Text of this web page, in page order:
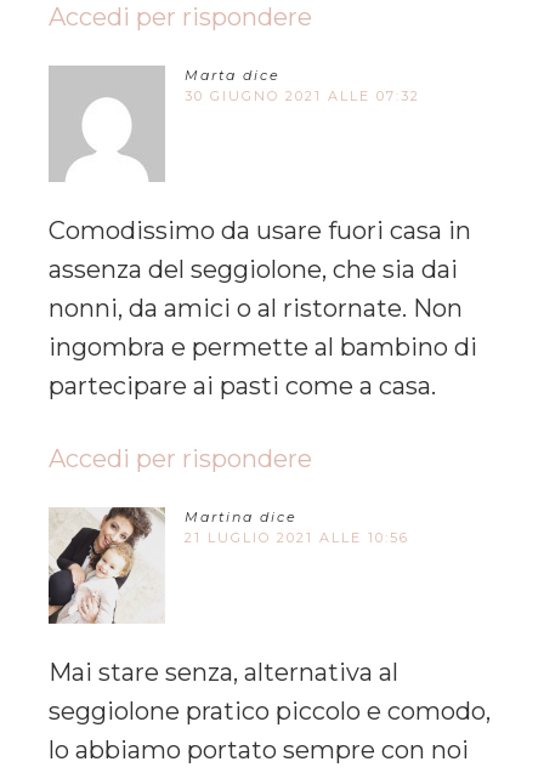
Accedi per rispondere
Marta dice
30 GIUGNO 2021 ALLE 07:32
Comodissimo da usare fuori casa in
assenza del seggiolone, che sia dai
nonni, da amici o al ristornate. Non
ingombra e permette al bambino di
partecipare ai pasti come a casa.
Accedi per rispondere
Martina dice
21 LUGLIO 2021 ALLE 10:56
Mai stare senza, alternativa al
seggiolone pratico piccolo e comodo,
lo abbiamo portato sempre con noi